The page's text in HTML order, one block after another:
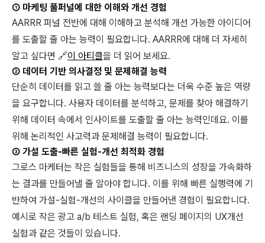
① 마케팅 풀퍼널에 대한 이해와 개선 경험
AARRR 퍼널 전반에 대해 이해하고 분석해 개선 가능한 아이디어
를 도출할 줄 아는 능력이 필요합니다. AARRR에 대해 더 자세히
알고 싶다면 🔗이 아티클을 더 읽어 보세요.
② 데이터 기반 의사결정 및 문제해결 능력
단순히 데이터를 읽고 쓸 줄 아는 능력보다는 더욱 수준 높은 역량
을 요구합니다. 사용자 데이터를 분석하고, 문제를 찾아 해결하기
위해 데이터 속에서 인사이트를 도출할 줄 아는 능력인데요. 이를
위해 논리적인 사고력과 문제해결 능력이 필요합니다.
③ 가설 도출-빠른 실험-개선 최적화 경험
그로스 마케터는 작은 실험들을 통해 비즈니스의 성장을 가속화하
는 결과를 만들어낼 줄 알아야 합니다. 이를 위해 빠른 실행력에 기
반하여 가설-실험-개선의 사이클을 만들어낸 경험이 필요합니다.
예시로 작은 광고 a/b 테스트 실험, 혹은 랜딩 페이지의 UX개선
실험과 같은 것들이 있습니다.